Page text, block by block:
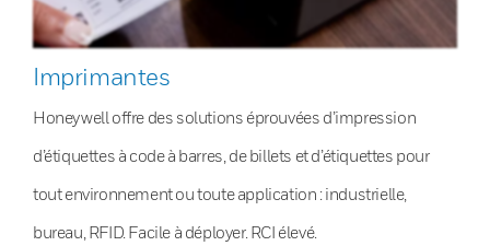
Imprimantes
Honeywell offre des solutions éprouvées d’impression
d’étiquettes à code à barres, de billets et d’étiquettes pour
tout environnement ou toute application : industrielle,
bureau, RFID. Facile à déployer. RCI élevé.